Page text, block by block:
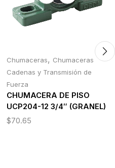
Chumaceras, Chumaceras
Cadenas y Transmisión de
Fuerza
CHUMACERA DE PISO
UCP204-12 3/4″ (GRANEL)
$70.65